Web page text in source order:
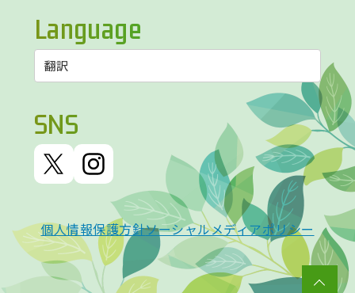
Language
SNS
個人情報保護方針ソーシャルメディアポリシー